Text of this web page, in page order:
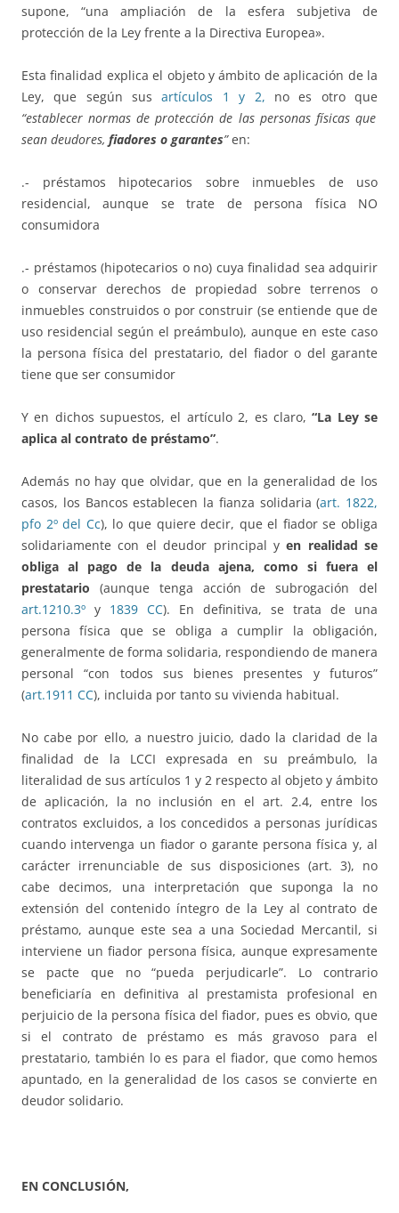
supone, “una ampliación de la esfera subjetiva de
protección de la Ley frente a la Directiva Europea».
Esta finalidad explica el objeto y ámbito de aplicación de la
Ley, que según susartículos 1 y 2, no es otro que
“establecer normas de protección de las personas físicas que
sean deudores, fiadores o garantes”en:
.- préstamos hipotecarios sobre inmuebles de uso
residencial, aunque se trate de persona física NO
consumidora
.- préstamos (hipotecarios o no) cuya finalidad sea adquirir
o conservar derechos de propiedad sobre terrenos o
inmuebles construidos o por construir (se entiende que de
uso residencial según el preámbulo), aunque en este caso
la persona física del prestatario, del fiador o del garante
tiene que ser consumidor
Y en dichos supuestos, el artículo 2, es claro,“La Ley se
aplica al contrato de préstamo”.
Además no hay que olvidar, que en la generalidad de los
casos, los Bancos establecen la fianza solidaria (art. 1822,
pfo 2º del Cc), lo que quiere decir, que el fiador se obliga
solidariamente con el deudor principal yen realidad se
obliga al pago de la deuda ajena, como si fuera el
prestatario (aunque tenga acción de subrogación del
art.1210.3º y 1839 CC). En definitiva, se trata de una
persona física que se obliga a cumplir la obligación,
generalmente de forma solidaria, respondiendo de manera
personal “con todos sus bienes presentes y futuros”
(art.1911 CC), incluida por tanto su vivienda habitual.
No cabe por ello, a nuestro juicio, dado la claridad de la
finalidad de la LCCI expresada en su preámbulo, la
literalidad de sus artículos 1 y 2 respecto al objeto y ámbito
de aplicación, la no inclusión en el art. 2.4, entre los
contratos excluidos, a los concedidos a personas jurídicas
cuando intervenga un fiador o garante persona física y, al
carácter irrenunciable de sus disposiciones (art. 3), no
cabe decimos, una interpretación que suponga la no
extensión del contenido íntegro de la Ley al contrato de
préstamo, aunque este sea a una Sociedad Mercantil, si
interviene un fiador persona física, aunque expresamente
se pacte que no “pueda perjudicarle”. Lo contrario
beneficiaría en definitiva al prestamista profesional en
perjuicio de la persona física del fiador, pues es obvio, que
si el contrato de préstamo es más gravoso para el
prestatario, también lo es para el fiador, que como hemos
apuntado, en la generalidad de los casos se convierte en
deudor solidario.
EN CONCLUSIÓN,